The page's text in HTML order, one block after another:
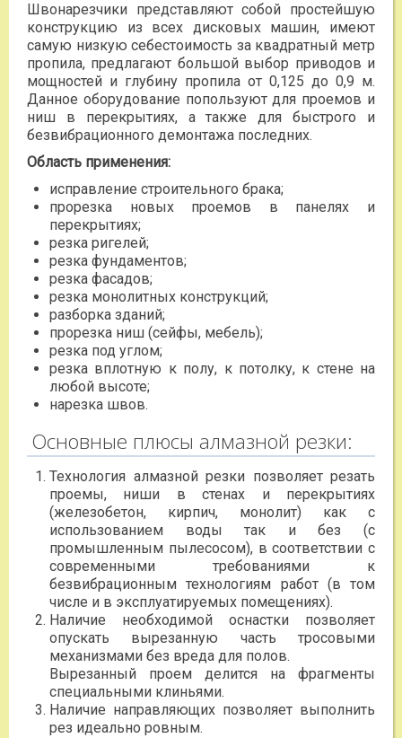
Швонарезчики представляют собой простейшую
конструкцию из всех дисковых машин, имеют
самую низкую себестоимость за квадратный метр
пропила, предлагают большой выбор приводов и
мощностей и глубину пропила от 0,125 до 0,9 м.
Данное оборудование попользуют для проемов и
ниш в перекрытиях, а также для быстрого и
безвибрационного демонтажа последних.
Область применения:
исправление строительного брака;
прорезка новых проемов в панелях и
перекрытиях;
резка ригелей;
резка фундаментов;
резка фасадов;
резка монолитных конструкций;
разборка зданий;
прорезка ниш (сейфы, мебель);
резка под углом;
резка вплотную к полу, к потолку, к стене на
любой высоте;
нарезка швов.
Основные плюсы алмазной резки:
Технология алмазной резки позволяет резать
проемы, ниши в стенах и перекрытиях
(железобетон, кирпич, монолит) как с
использованием воды так и без (с
промышленным пылесосом), в соответствии с
современными требованиями к
безвибрационным технологиям работ (в том
числе и в эксплуатируемых помещениях).
Наличие необходимой оснастки позволяет
опускать вырезанную часть тросовыми
механизмами без вреда для полов.
Вырезанный проем делится на фрагменты
специальными клиньями.
Наличие направляющих позволяет выполнить
рез идеально ровным.